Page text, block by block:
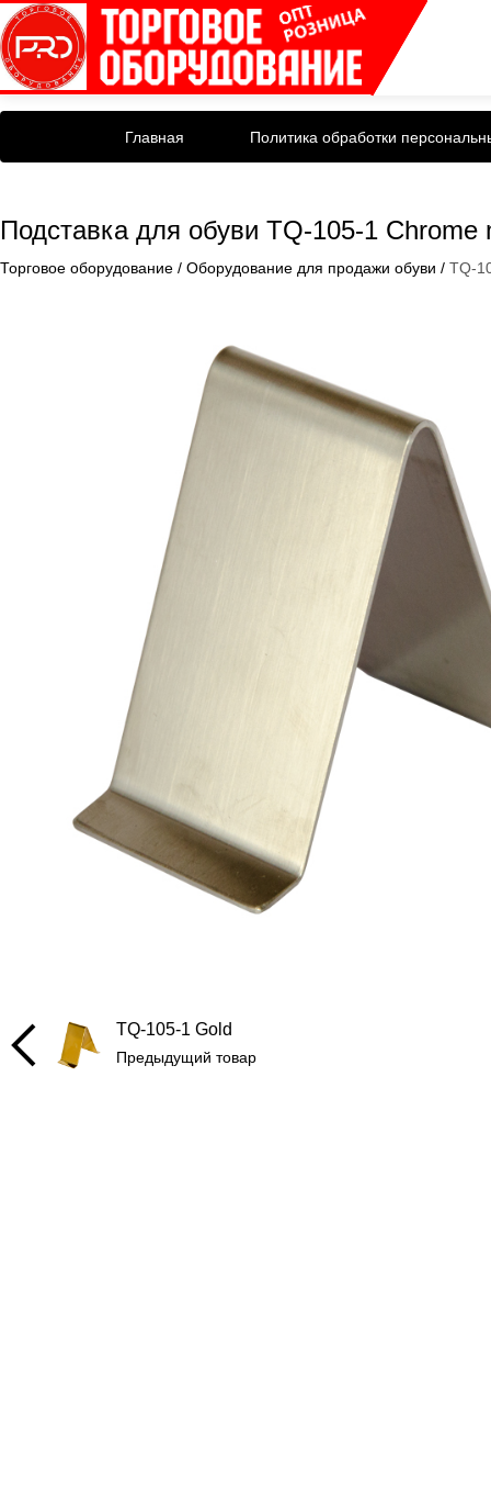
Главная Политика обработки
Подставка для обуви TQ-105-1 Chrome
Торговое оборудование / Оборудование для продажи обуви / TQ-
TQ-105-1 Gold
Предыдущий товар